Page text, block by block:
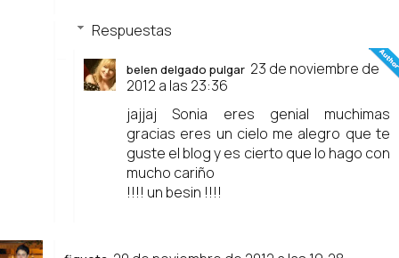
Respuestas
belen delgado pulgar 23 de noviembre de
2012 a las 23:36
jajjaj Sonia eres genial muchimas
gracias eres un cielo me alegro que te
guste el blog y es cierto que lo hago con
mucho cariño
!!!! un besin !!!!